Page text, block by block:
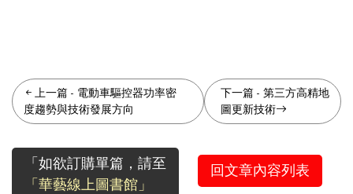
上一篇 - 電動車驅控器功率密
度趨勢與技術發展方向
下一篇- 第三方高精地
圖更新技術
「如欲訂購單篇，請至
「華藝線上圖書館」
回文章內容列表